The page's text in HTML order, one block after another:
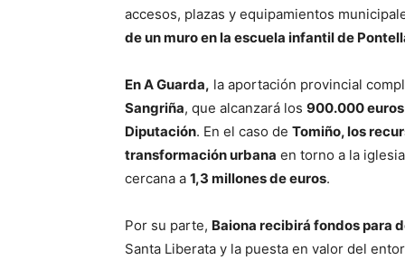
accesos, plazas y equipamientos
de un muro en la escuela infantil de
En A Guarda, la aportación provincial
Sangriña, que alcanzará los 900.000
Diputación. En el caso de Tomiño, los
transformación urbana en torno a la
cercana a 1,3 millones de euros.
Por su parte, Baiona recibirá fondos para
Santa Liberata y la puesta en valor del